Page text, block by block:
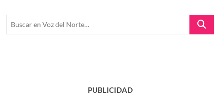
Buscar
PUBLICIDAD